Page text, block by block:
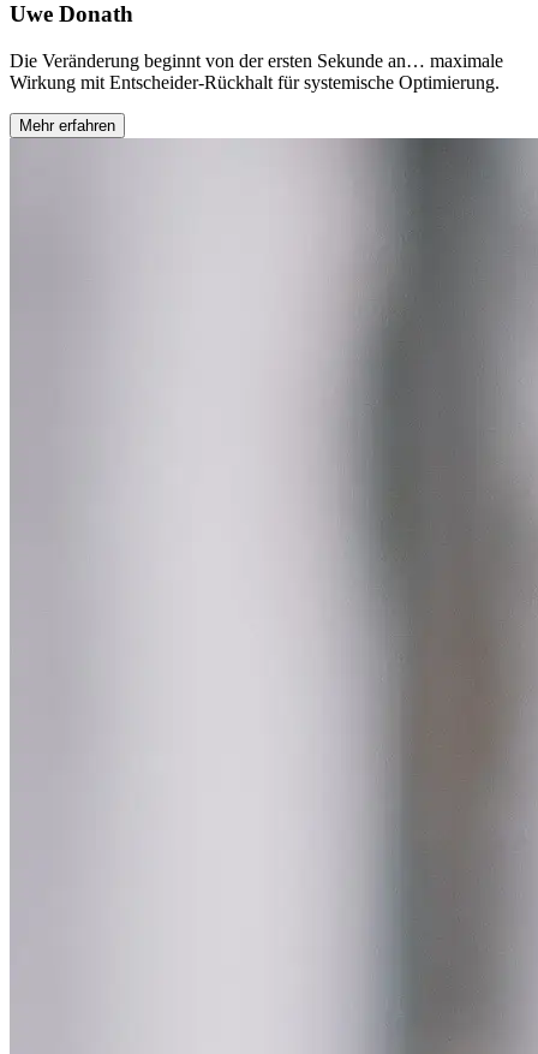
Uwe Donath
Die Veränderung beginnt von der ersten Sekunde an… maximale
Wirkung mit Entscheider-Rückhalt für systemische Optimierung.
Mehr erfahren